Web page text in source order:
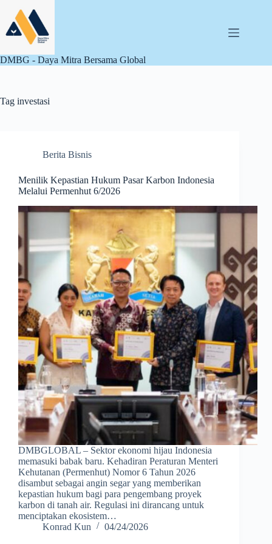
content
DMBG - Daya Mitra Bersama Global
Tag investasi
Berita Bisnis
Menilik Kepastian Hukum Pasar Karbon Indonesia
Melalui Permenhut 6/2026
DMBGLOBAL – Sektor ekonomi hijau Indonesia
memasuki babak baru. Kehadiran Peraturan Menteri
Kehutanan (Permenhut) Nomor 6 Tahun 2026
disambut sebagai angin segar yang memberikan
kepastian hukum bagi para pengembang proyek
karbon di tanah air. Regulasi ini dirancang untuk
menciptakan ekosistem…
Konrad Kun
04/24/2026